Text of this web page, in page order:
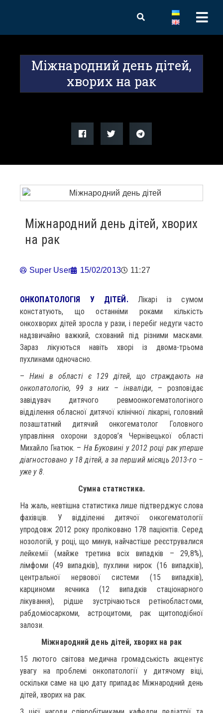
Міжнародний день дітей,
хворих на рак
Міжнародний день дітей, хворих
на рак
Super User 15/02/2013 11:27
ОНКОПАТОЛОГІЯ У ДІТЕЙ.Лікарі із сумом
констатують, що останніми роками кількість
онкохворих дітей зросла у рази, і перебіг недуги часто
надзвичайно важкий, схований під різними масками.
Зараз лікуються навіть хворі із двома-трьома
пухлинами одночасно.
– Нині в області є 129 дітей, що страждають на
онкопатологію, 99 з них – інваліди, – розповідає
завідувач дитячого ревмоонкогематологіного
відділення обласної дитячої клінічної лікарні, головний
позаштатний дитячий онкогематолог Головного
управління охорони здоров’я Чернівецької області
Михайло Гнатюк. –На Буковині у 2012 році рак уперше
діагностовано у 18 дітей, а за перший місяць 2013-го –
уже у 8.
Сумна статистика.
На жаль, невтішна статистика лише підтверджує слова
фахівців. У відділенні дитячої онкогематології
упродовж 2012 року проліковано 178 пацієнтів. Серед
нозологій, у році, що минув, найчастіше реєструвалися
лейкемії (майже третина всіх випадків – 29,8%),
лімфоми (49 випадків), пухлини нирок (16 випадків),
центральної нервової системи (15 випадків),
карциноми яєчника (12 випадків стаціонарного
лікування), рідше зустрічаються ретінобластоми,
рабдоміосаркоми, астроцитоми, рак щитоподібної
залози.
Міжнародний день дітей, хворих на рак
15 лютого світова медична громадськість акцентує
увагу на проблемі онкопатології у дитячому віці,
оскільки саме на цю дату припадає Міжнародний день
дітей, хворих на рак.